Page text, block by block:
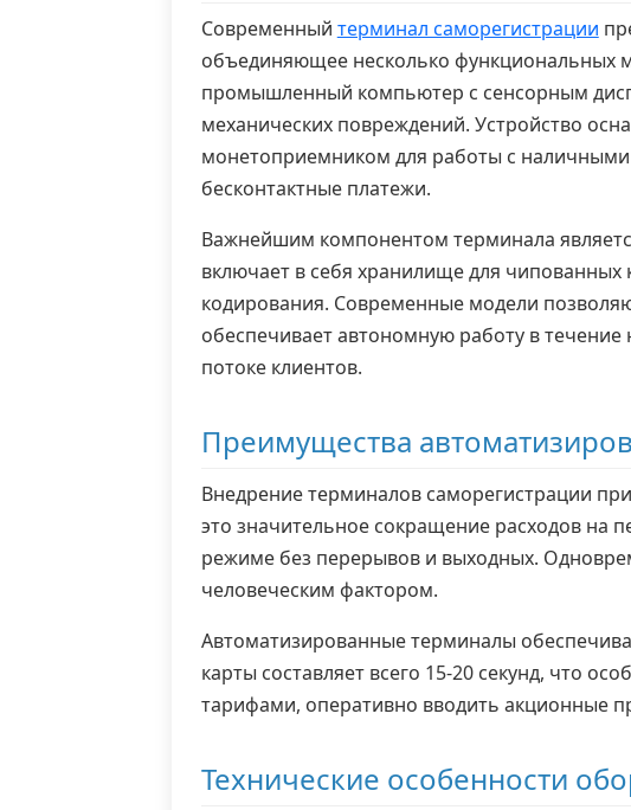
Современный терминал саморегистрации
объединяющее несколько функциональных
промышленный компьютер с сенсорным
механических повреждений. Устройство
монетоприемником для работы с
бесконтактные платежи.
Важнейшим компонентом терминала
включает в себя хранилище для чипованных
кодирования. Современные модели
обеспечивает автономную работу в
потоке клиентов.
Преимущества
Внедрение терминалов саморегистрации
это значительное сокращение расходов на
режиме без перерывов и выходных.
человеческим фактором.
Автоматизированные терминалы
карты составляет всего 15-20 секунд, что
тарифами, оперативно вводить акционные
Технические особенности